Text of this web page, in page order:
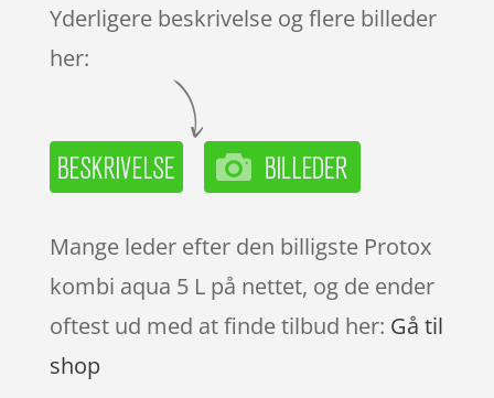
Yderligere beskrivelse og flere billeder
her:
Mange leder efter den billigste Protox
kombi aqua 5 L på nettet, og de ender
oftest ud med at finde tilbud her: Gå til
shop